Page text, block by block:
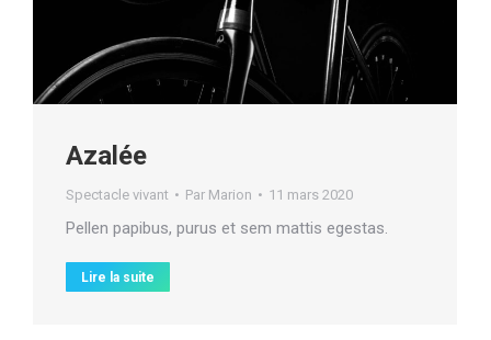
Azalée
Spectacle vivant Par Marion 11 mars 2020
Pellen papibus, purus et sem mattis egestas.
Lire la suite